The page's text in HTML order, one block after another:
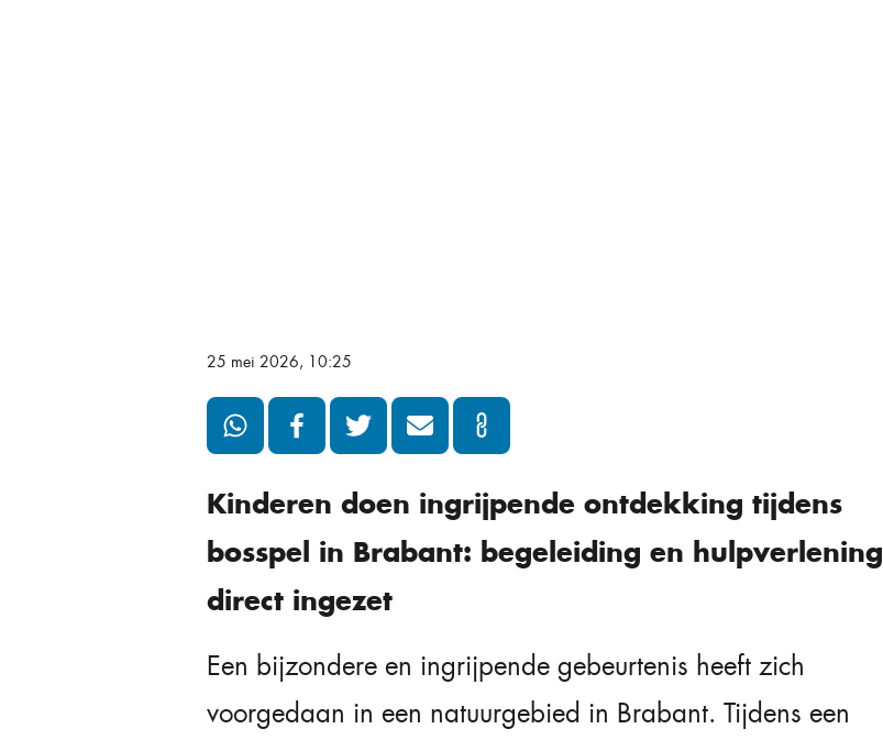
25 mei 2026, 10:25
Kinderen doen ingrijpende ontdekking tijdens
bosspel in Brabant: begeleiding en hulpverlening
direct ingezet
Een bijzondere en ingrijpende gebeurtenis heeft zich
voorgedaan in een natuurgebied in Brabant. Tijdens een